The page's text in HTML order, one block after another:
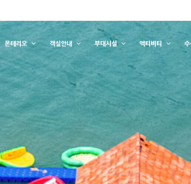
몬테리오 객실안내 부대시설 액티비티